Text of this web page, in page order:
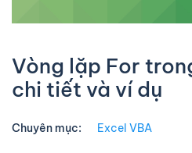
Vòng lặp For
chi tiết và ví dụ
Chuyên mục: Excel VBA